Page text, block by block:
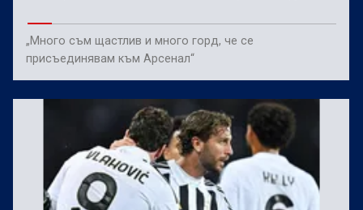
„Много съм щастлив и много горд, че се
присъединявам към Арсенал“